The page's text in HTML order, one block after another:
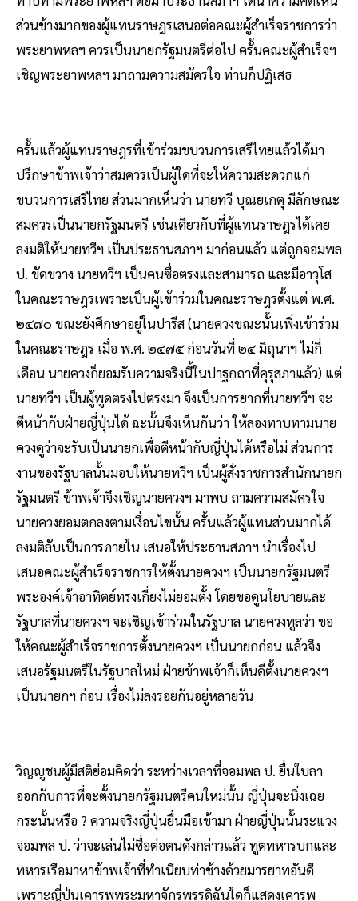
ส่วนข้างมากของผู้แทนราษฎรเสนอต่อคณะผู้สำเร็จราชการว่า
พระยาพหลฯ ควรเป็นนายกรัฐมนตรีต่อไป ครั้นคณะผู้สำเร็จฯ
เชิญพระยาพหลฯ มาถามความสมัครใจ ท่านก็ปฏิเสธ
ครั้นแล้วผู้แทนราษฎรที่เข้าร่วมขบวนการเสรีไทยแล้วได้มา
ปรึกษาข้าพเจ้าว่าสมควรเป็นผู้ใดที่จะให้ความสะดวกแก่
ขบวนการเสรีไทย ส่วนมากเห็นว่า นายทวี บุณยเกตุ มีลักษณะ
สมควรเป็นนายกรัฐมนตรี เช่นเดียวกับที่ผู้แทนราษฎรได้เคย
ลงมติให้นายทวีฯ เป็นประธานสภาฯ มาก่อนแล้ว แต่ถูกจอมพล
ป. ขัดขวาง นายทวีฯ เป็นคนซื่อตรงและสามารถ และมีอาวุโส
ในคณะราษฎรเพราะเป็นผู้เข้าร่วมในคณะราษฎรตั้งแต่ พ.ศ.
๒๔๗๐ ขณะยังศึกษาอยู่ในปารีส (นายควงขณะนั้นเพิ่งเข้าร่วม
ในคณะราษฎร เมื่อ พ.ศ. ๒๔๗๕ ก่อนวันที่ ๒๔ มิถุนาฯ ไม่กี่
เดือน นายควงก็ยอมรับความจริงนี้ในปาฐกถาที่คุรุสภาแล้ว) แต่
นายทวีฯ เป็นผู้พูดตรงไปตรงมา จึงเป็นการยากที่นายทวีฯ จะ
ตีหน้ากับฝ่ายญี่ปุ่นได้ ฉะนั้นจึงเห็นกันว่า ให้ลองทาบทามนาย
ควงดูว่าจะรับเป็นนายกเพื่อตีหน้ากับญี่ปุ่นได้หรือไม่ ส่วนการ
งานของรัฐบาลนั้นมอบให้นายทวีฯ เป็นผู้สั่งราชการสำนักนายก
รัฐมนตรี ข้าพเจ้าจึงเชิญนายควงฯ มาพบ ถามความสมัครใจ
นายควงยอมตกลงตามเงื่อนไขนั้น ครั้นแล้วผู้แทนส่วนมากได้
ลงมติลับเป็นการภายใน เสนอให้ประธานสภาฯ นำเรื่องไป
เสนอคณะผู้สำเร็จราชการให้ตั้งนายควงฯ เป็นนายกรัฐมนตรี
พระองค์เจ้าอาทิตย์ทรงเกี่ยงไม่ยอมตั้ง โดยขอดูนโยบายและ
รัฐบาลที่นายควงฯ จะเชิญเข้าร่วมในรัฐบาล นายควงทูลว่า ขอ
ให้คณะผู้สำเร็จราชการตั้งนายควงฯ เป็นนายกก่อน แล้วจึง
เสนอรัฐมนตรีในรัฐบาลใหม่ ฝ่ายข้าพเจ้าก็เห็นดีตั้งนายควงฯ
เป็นนายกฯ ก่อน เรื่องไม่ลงรอยกันอยู่หลายวัน
วิญญูชนผู้มีสติย่อมคิดว่า ระหว่างเวลาที่จอมพล ป. ยื่นใบลา
ออกกับการที่จะตั้งนายกรัฐมนตรีคนใหม่นั้น ญี่ปุ่นจะนิ่งเฉย
กระนั้นหรือ ? ความจริงญี่ปุ่นยื่นมือเข้ามา ฝ่ายญี่ปุ่นนั้นระแวง
จอมพล ป. ว่าจะเล่นไม่ซื่อต่อตนดังกล่าวแล้ว ทูตทหารบกและ
ทหารเรือมาหาข้าพเจ้าที่ทำเนียบท่าช้างด้วยมารยาทอันดี
เพราะญี่ปุ่นเคารพพระมหาจักรพรรดิฉันใดก็แสดงเคารพ